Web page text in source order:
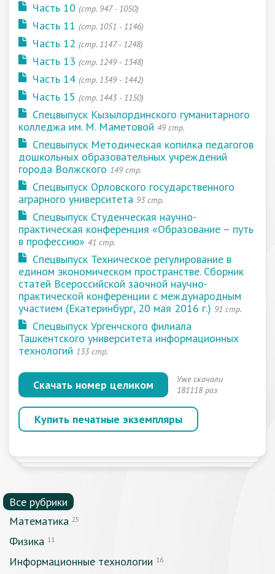
Часть 10 (cтр. 947 - 1050)
Часть 11 (cтр. 1051 - 1146)
Часть 12 (cтр. 1147 - 1248)
Часть 13 (cтр. 1249 - 1348)
Часть 14 (cтр. 1349 - 1442)
Часть 15 (cтр. 1443 - 1150)
Спецвыпуск Кызылординского гуманитарного
колледжа им. М. Маметовой 49 стр.
Спецвыпуск Методическая копилка педагогов
дошкольных образовательных учреждений
города Волжского 149 стр.
Спецвыпуск Орловского государственного
аграрного университета 93 стр.
Спецвыпуск Студенческая научно-
практическая конференция «Образование – путь
в профессию» 41 стр.
Спецвыпуск Техническое регулирование в
едином экономическом пространстве. Сборник
статей Всероссийской заочной научно-
практической конференции с международным
участием (Екатеринбург, 20 мая 2016 г.) 91 стр.
Спецвыпуск Ургенчского филиала
Ташкентского университета информационных
технологий 133 стр.
Скачать номер целиком
Уже скачали
181118 раз
Купить печатные экземпляры
Все рубрики
Математика 25
Физика 11
Информационные технологии 16